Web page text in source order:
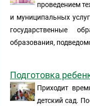
проведением
и муниципальных
государственные
образования,
Подготовка
Приходит
детский сад.